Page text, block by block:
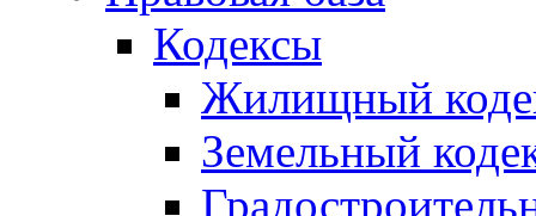
Кодексы
Жилищный
Земельный